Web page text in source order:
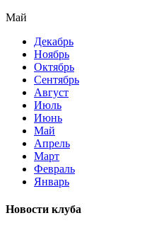
Май
Декабрь
Ноябрь
Октябрь
Сентябрь
Август
Июль
Июнь
Май
Апрель
Март
Февраль
Январь
Новости клуба